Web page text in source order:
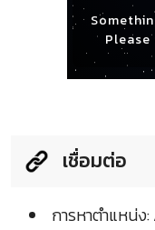
เชื่อมต่อ
การหาตำแหน่ง: